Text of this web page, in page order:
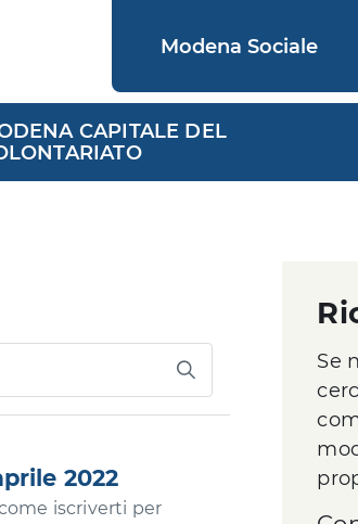
Modena Sociale
CAPITALE DEL
2022
iscriverti per
Se